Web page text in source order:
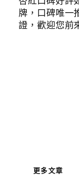
牌，口碑唯一
證，歡迎您前
更多文章